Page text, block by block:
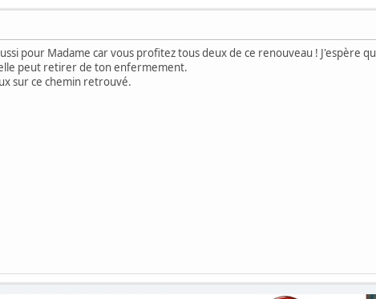
pour Madame car vous profitez tous deux de ce renouveau ! J'espère
peut retirer de ton enfermement.
sur ce chemin retrouvé.